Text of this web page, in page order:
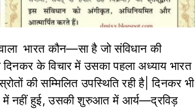
भारत कौन—सा है जो संविधान की
के विचार में उसका पहला अध्याय भारत
की सम्मिलित उपस्थिति रही है| दिनकर भी
में नहीं हुई, उसकी शुरुआत में आर्य—द्रविड़